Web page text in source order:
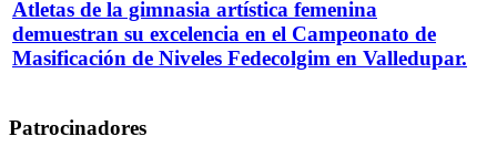
Atletas de la gimnasia artística femenina
demuestran su excelencia en el Campeonato de
Masificación de Niveles Fedecolgim en Valledupar.
Patrocinadores